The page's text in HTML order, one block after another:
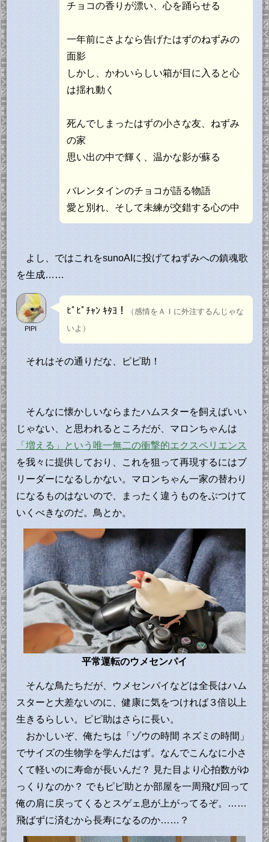
チョコの香りが漂い、心を踊らせる
一年前にさよなら告げたはずのねずみの
面影
しかし、かわいらしい箱が目に入ると心
は揺れ動く
死んでしまったはずの小さな友、ねずみ
の家
思い出の中で輝く、温かな影が蘇る
バレンタインのチョコが語る物語
愛と別れ、そして未練が交錯する心の中
よし、ではこれをsunoAIに投げてねずみへの鎮魂歌
を生成……
PIPI
ﾋﾟﾋﾟﾁｬﾝ ｷﾀﾖ！
（感情をＡＩに外注するんじゃな
いよ）
それはその通りだな、ピピ助！
そんなに懐かしいならまたハムスターを飼えばいい
じゃない、と思われるところだが、マロンちゃんは
「増える」という唯一無二の衝撃的エクスペリエンス
を我々に提供しており、これを狙って再現するにはブ
リーダーになるしかない。マロンちゃん一家の替わり
になるものはないので、まったく違うものをぶつけて
いくべきなのだ。鳥とか。
平常運転のウメセンパイ
そんな鳥たちだが、ウメセンパイなどは全長はハム
スターと大差ないのに、健康に気をつければ３倍以上
生きるらしい。ピピ助はさらに長い。
おかしいぞ、俺たちは「ゾウの時間 ネズミの時間」
でサイズの生物学を学んだはず。なんでこんなに小さ
くて軽いのに寿命が長いんだ？ 見た目より心拍数がゆ
っくりなのか？ でもピピ助とか部屋を一周飛び回って
俺の肩に戻ってくるとスゲェ息が上がってるぞ。……
飛ばずに済むから長寿になるのか……？